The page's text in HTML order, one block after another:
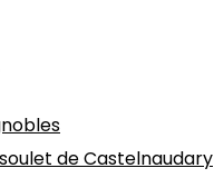
de Castelnaudary